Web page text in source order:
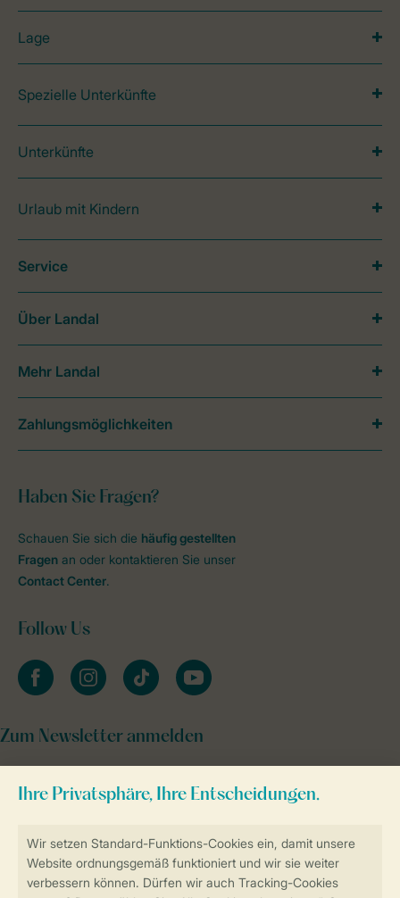
Sicher und schnell zur Online-Buchung
Lage
Spezielle Unterkünfte
Unterkünfte
Urlaub mit Kindern
Haben Sie Fragen?
Schauen Sie sich die häufig gestellten
Fragen an oder kontaktieren Sie unser
Contact Center.
Follow Us
facebookinstagramtiktok youtube
Zum Newsletter anmelden
Service
Über Landal
Mehr Landal
Zahlungsmöglichkeiten